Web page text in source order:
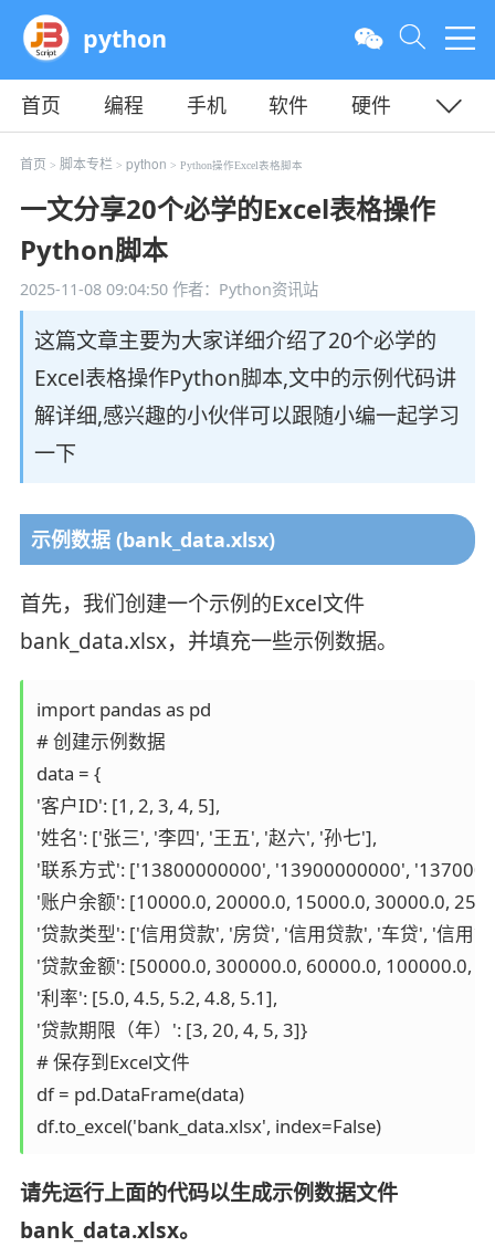
python
首页 编程 手机 软件
硬件
教程
平面 服务器
首页 > 脚本专栏> python > Python操作Excel表格脚本
一文分享20个必学的Excel表格操作
Python脚本
2025-11-08 09:04:50作者：Python资讯站
这篇文章主要为大家详细介绍了20个必学的
Excel表格操作Python脚本,文中的示例代码讲
解详细,感兴趣的小伙伴可以跟随小编一起学习
一下
示例数据 (bank_data.xlsx)
首先，我们创建一个示例的Excel文件
bank_data.xlsx，并填充一些示例数据。
import pandas as pd
# 创建示例数据
data = {
'客户ID': [1, 2, 3, 4, 5],
'姓名': ['张三', '李四', '王五', '赵六', '孙七'],
'联系方式': ['13800000000', '13900000000',
'账户余额': [10000.0, 20000.0, 15000.0, 30000.0,
'贷款类型': ['信用贷款', '房贷', '信用贷款', '车贷', '信用
'贷款金额': [50000.0, 300000.0, 60000.0, 100000.0,
'利率': [5.0, 4.5, 5.2, 4.8, 5.1],
'贷款期限（年）': [3, 20, 4, 5, 3]}
# 保存到Excel文件
df = pd.DataFrame(data)
df.to_excel('bank_data.xlsx', index=False)
请先运行上面的代码以生成示例数据文件
bank_data.xlsx。